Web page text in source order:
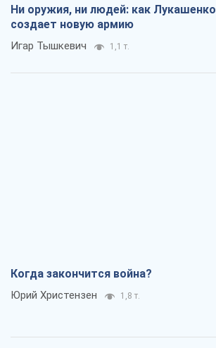
Ни оружия, ни людей: как Лукашенко
создает новую армию
Игар Тышкевич 1,1 т.
Когда закончится война?
Юрий Христензен 1,8 т.